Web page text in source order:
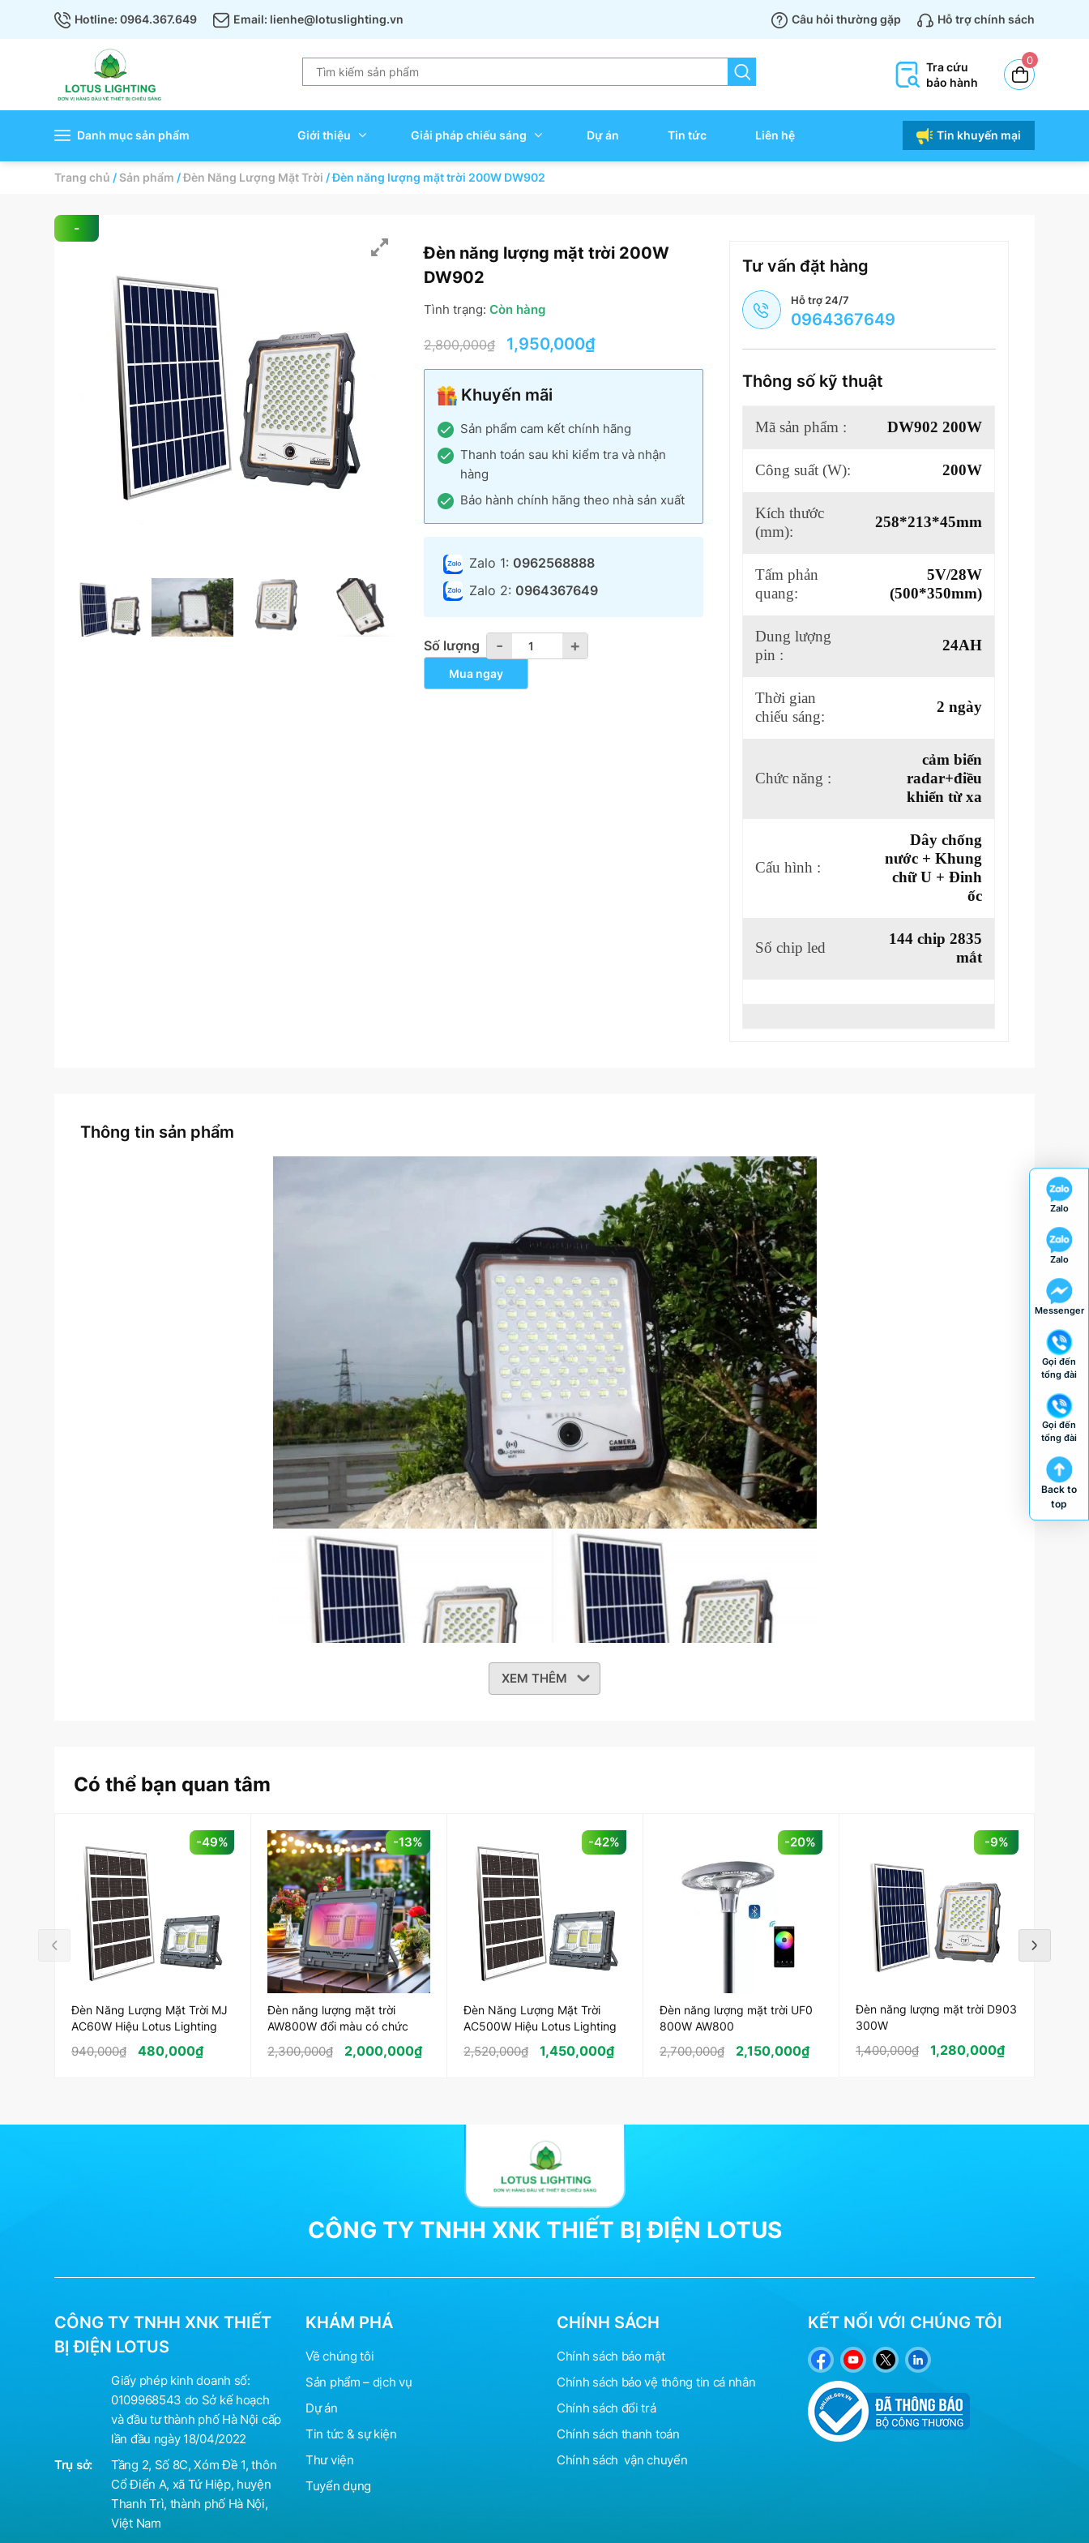
Hotline: 0964.367.649 Email: lienhe@lotuslighting.vn Câu hỏi thường gặp Hỗ trợ chính sách
Tra cứu
bảo hành
0
Danh mục sản phẩm Giới thiệu Giải pháp chiếu sáng Dự án Tin tức Liên hệ Tin khuyến mại
Trang chủ /Sản phẩm /Đèn Năng Lượng Mặt Trời /Đèn năng lượng mặt trời 200W DW902
-
Đèn năng lượng mặt trời 200W
DW902
Tình trạng: Còn hàng
2,800,000₫
Giá
2,800,000₫.
1,950,000₫Giá
Khuyến mãi
Sản phẩm cam kết chính hãng
Thanh toán sau khi kiểm tra và nhận
hàng
Bảo hành chính hãng theo nhà sản xuất
Zalo 1: 0962568888
Zalo 2: 0964367649
Số lượng +
- +
-
Mua ngay
Tư vấn đặt hàng
Hỗ trợ 24/7
0964367649
Thông số kỹ thuật
Mã sản phẩm : DW902 200W
Công suất (W): 200W
Kích thước
(mm):
258*213*45mm
Tấm phản
quang:
5V/28W
(500*350mm)
Dung lượng
pin :
24AH
Thời gian
chiếu sáng:
2 ngày
Chức năng :
cảm biến
radar+điều
khiển từ xa
Cấu hình :
Dây chống
nước + Khung
chữ U + Đinh
ốc
Số chip led
144 chip 2835
mắt
Thông tin sản phẩm
XEM THÊM
Có thể bạn quan tâm
-49%
Đèn Năng Lượng Mặt Trời MJ
AC60W Hiệu Lotus Lighting
940,000₫ 480,000₫
-13%
Đèn năng lượng mặt trời
AW800W đổi màu có chức
2,300,000₫ 2,000,000₫
-42%
Đèn Năng Lượng Mặt Trời
AC500W Hiệu Lotus Lighting
2,520,000₫ 1,450,000₫
-20%
Đèn năng lượng mặt trời UF0
800W AW800
2,700,000₫ 2,150,000₫
-9%
Đèn năng lượng mặt trời D903
300W
1,400,000₫ 1,280,000₫
CÔNG TY TNHH XNK THIẾT BỊ ĐIỆN LOTUS
CÔNG TY TNHH XNK THIẾT
BỊ ĐIỆN LOTUS
Giấy phép kinh doanh số:
0109968543 do Sở kế hoạch
và đầu tư thành phố Hà Nội cấp
lần đầu ngày 18/04/2022
Trụ sở:
Tầng 2, Số 8C, Xóm Đề 1, thôn
Cổ Điển A, xã Tứ Hiệp, huyện
Thanh Trì, thành phố Hà Nội,
Việt Nam
KHÁM PHÁ
Về chúng tôi
Sản phẩm – dịch vụ
Dự án
Tin tức & sự kiện
Thư viện
Tuyển dụng
CHÍNH SÁCH
Chính sách bảo mật
Chính sách bảo vệ thông tin cá nhân
Chính sách đổi trả
Chính sách thanh toán
Chính sách vận chuyển
KẾT NỐI VỚI CHÚNG TÔI
Zalo
Zalo
Messenger
Gọi đến
tổng đài
Gọi đến
tổng đài
Back to
top